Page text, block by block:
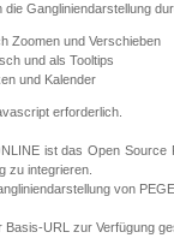
die Gangliniendarstellung
Zoomen und Verschieben
und als Tooltips
und Kalender
erforderlich.
ist das Open Source
zu integrieren.
von
URL zur Verfügung